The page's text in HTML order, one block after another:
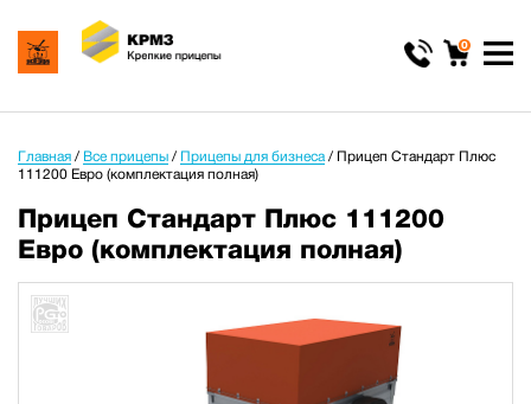
0
Главная / Все прицепы / Прицепы для бизнеса/ Прицеп Стандарт Плюс
111200 Евро (комплектация полная)
Прицеп Стандарт Плюс 111200
Евро (комплектация полная)